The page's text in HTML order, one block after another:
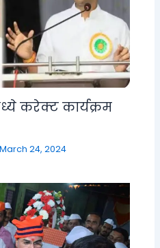
करेक्ट कार्यक्रम
March 24, 2024